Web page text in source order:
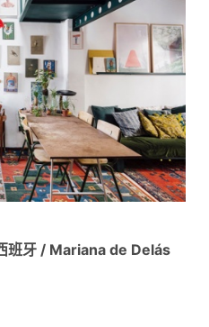
班牙 / Mariana de Delás